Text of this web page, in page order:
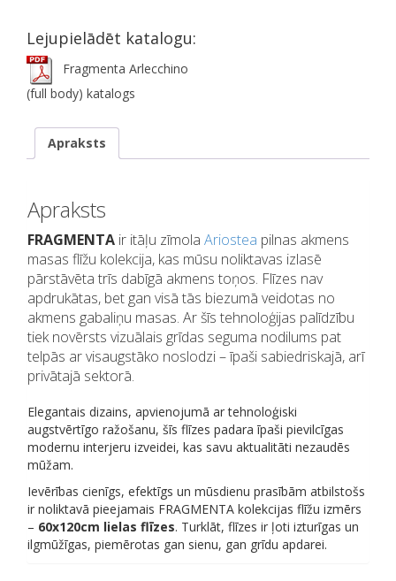
Lejupielādēt katalogu:
Fragmenta Arlecchino
(full body) katalogs
Apraksts
Apraksts
FRAGMENTA ir itāļu zīmola Ariostea pilnas akmens
masas flīžu kolekcija, kas mūsu noliktavas izlasē
pārstāvēta trīs dabīgā akmens toņos. Flīzes nav
apdrukātas, bet gan visā tās biezumā veidotas no
akmens gabaliņu masas. Ar šīs tehnoloģijas palīdzību
tiek novērsts vizuālais grīdas seguma nodilums pat
telpās ar visaugstāko noslodzi – īpaši sabiedriskajā, arī
privātajā sektorā.
Elegantais dizains, apvienojumā ar tehnoloģiski
augstvērtīgo ražošanu, šīs flīzes padara īpaši pievilcīgas
modernu interjeru izveidei, kas savu aktualitāti nezaudēs
mūžam.
Ievērības cienīgs, efektīgs un mūsdienu prasībām atbilstošs
ir noliktavā pieejamais FRAGMENTA kolekcijas flīžu izmērs
– 60x120cm lielas flīzes. Turklāt, flīzes ir ļoti izturīgas un
ilgmūžīgas, piemērotas gan sienu, gan grīdu apdarei.